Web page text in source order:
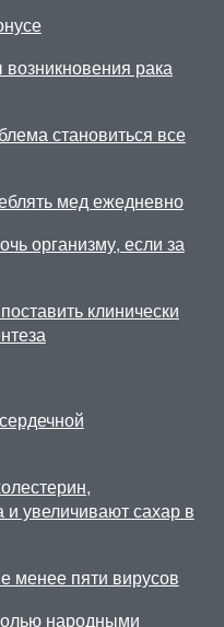
рака
становиться все
мед ежедневно
организму, если за
клинически
увеличивают сахар в
менее пяти вирусов
народными